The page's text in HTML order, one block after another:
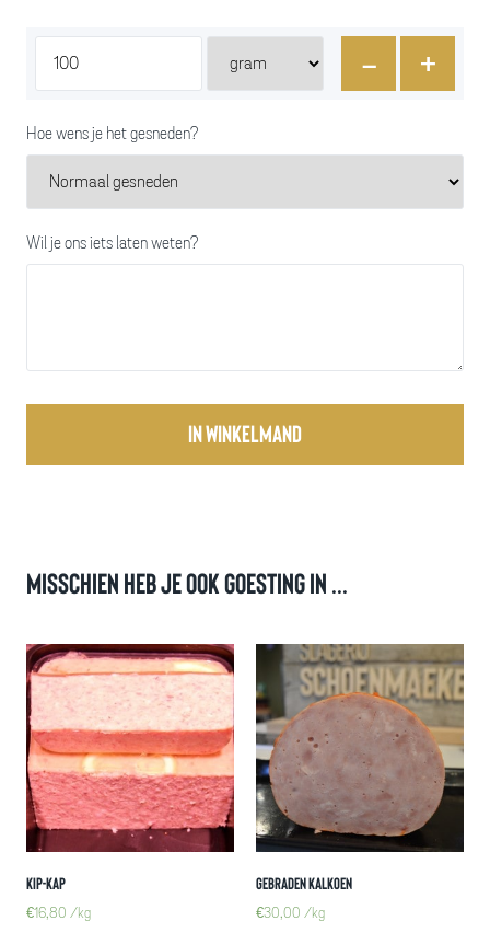
- +
Hoe wens je het gesneden?
Wil je ons iets laten weten?
In winkelmand
Misschien heb je ook goesting in ...
Kip-Kap
€16,80 /kg
Gebraden kalkoen
€30,00 /kg